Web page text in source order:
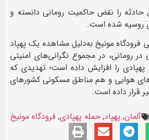
حادثه را نقض حاکمیت رومانی دانسته و
روسیه شده است.
فرودگاه مونیخ به‌دلیل مشاهده یک پهپاد
رومانی، در مجموع نگرانی‌های امنیتی
پهپادی را افزایش داده است؛ تهدیدی که
هوایی و هم مناطق مسکونی کشورهای
قرار داده است.
آلمان, پهپاد, حمله پهپادی, فرودگاه مونیخ